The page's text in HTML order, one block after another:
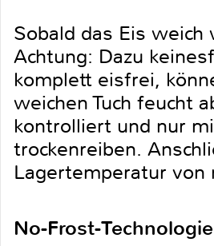
Sobald das Eis
Achtung: Dazu
komplett eisfrei,
weichen Tuch feucht
kontrolliert und nur
trockenreiben.
Lagertemperatur
No-Frost-